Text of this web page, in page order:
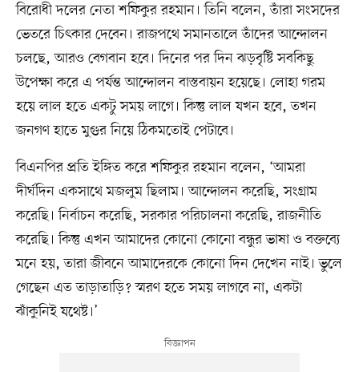
বিরোধী দলের নেতা শফিকুর রহমান। তিনি বলেন, তাঁরা সংসদের
ভেতরে চিৎকার দেবেন। রাজপথে সমানতালে তাঁদের আন্দোলন
চলছে, আরও বেগবান হবে। দিনের পর দিন ঝড়বৃষ্টি সবকিছু
উপেক্ষা করে এ পর্যন্ত আন্দোলন বাস্তবায়ন হয়েছে। লোহা গরম
হয়ে লাল হতে একটু সময় লাগে। কিন্তু লাল যখন হবে, তখন
জনগণ হাতে মুগুর নিয়ে ঠিকমতোই পেটাবে।
বিএনপির প্রতি ইঙ্গিত করে শফিকুর রহমান বলেন, ‘আমরা
দীর্ঘদিন একসাথে মজলুম ছিলাম। আন্দোলন করেছি, সংগ্রাম
করেছি। নির্বাচন করেছি, সরকার পরিচালনা করেছি, রাজনীতি
করেছি। কিন্তু এখন আমাদের কোনো কোনো বন্ধুর ভাষা ও বক্তব্যে
মনে হয়, তারা জীবনে আমাদেরকে কোনো দিন দেখেন নাই। ভুলে
গেছেন এত তাড়াতাড়ি? স্মরণ হতে সময় লাগবে না, একটা
ঝাঁকুনিই যথেষ্ট।’